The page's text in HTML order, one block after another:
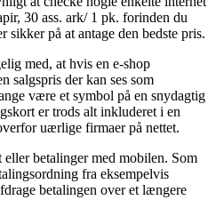
30 ass. ark/ 1 pk. forinden du
på at antage den bedste pris.
med, at hvis en e-shop
salgspris der kan ses som
være et symbol på en snydagtig
er trods alt inkluderet i en
uærlige firmaer på nettet.
betalinger med mobilen. Som
fra eksempelvis
betalingen over et længere